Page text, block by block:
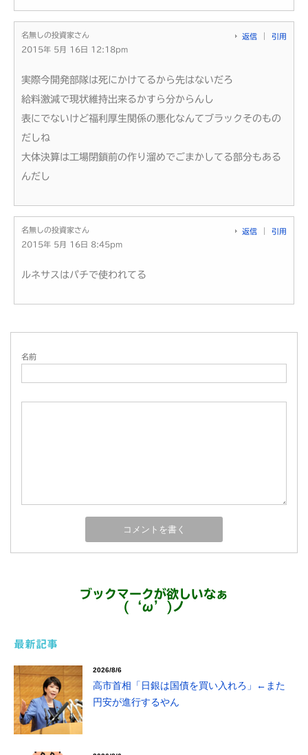
名無しの投資家さん
2015年 5月 16日 12:18pm
返信 引用
実際今開発部隊は死にかけてるから先はないだろ
給料激減で現状維持出来るかすら分からんし
表にでないけど福利厚生関係の悪化なんてブラックそのもの
だしね
大体決算は工場閉鎖前の作り溜めでごまかしてる部分もある
んだし
名無しの投資家さん
2015年 5月 16日 8:45pm
返信 引用
ルネサスはパチで使われてる
名前
ブックマークが欲しいなぁ
(‘ω’)ノ
最新記事
2026/8/6
高市首相「日銀は国債を買い入れろ」←また
円安が進行するやん